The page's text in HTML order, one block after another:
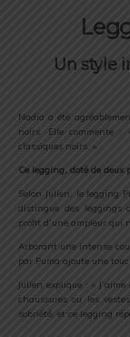
Un style
Nadia a été
noirs. Elle commente :
classiques noirs. »
Ce legging, doté de
Selon Julien, le legging
distingue des leggings
profit d’une ampleur qui
Arborant une intense
par Puma ajoute une
Julien explique : «
chaussures ou les
sobriété, et ce legging